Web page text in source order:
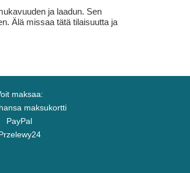
ja laadun. Sen
Älä missaa tätä tilaisuutta ja
maksaa:
maksukortti
PayPal